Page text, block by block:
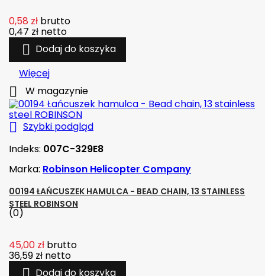
0,58 zł brutto
0,47 zł netto
 Dodaj do koszyka
Więcej
 W magazynie
 Szybki podgląd
Indeks: 007C-329E8
Marka: Robinson Helicopter Company
00194 ŁAŃCUSZEK HAMULCA - BEAD CHAIN, 13 STAINLESS
STEEL ROBINSON
(0)
45,00 zł brutto
36,59 zł netto
Dodaj do koszyka